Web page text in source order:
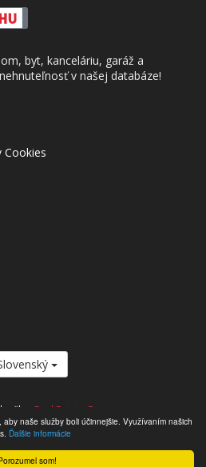
som!
naše služby boli účinnejšie. Využívaním našich
Ďalšie informácie
byt, kanceláriu, garáž a
v našej databáze!
Cookies
člen Real Estate Group.
2026 Všetky práva vyhradené